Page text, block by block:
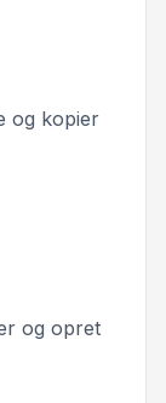
og kopier
og opret